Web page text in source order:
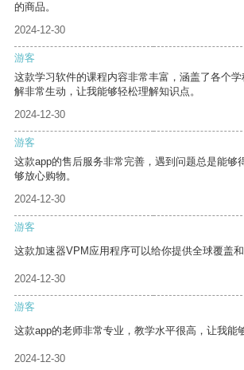
的商品。
2024-12-30
游客
这款学习软件的课程内容非常丰富，涵盖了各个
解非常生动，让我能够轻松理解知识点。
2024-12-30
游客
这款app的售后服务非常完善，遇到问题总是能够
够放心购物。
2024-12-30
游客
这款加速器VPM应用程序可以给你提供全球覆盖和
2024-12-30
游客
这款app的老师非常专业，教学水平很高，让我能
2024-12-30